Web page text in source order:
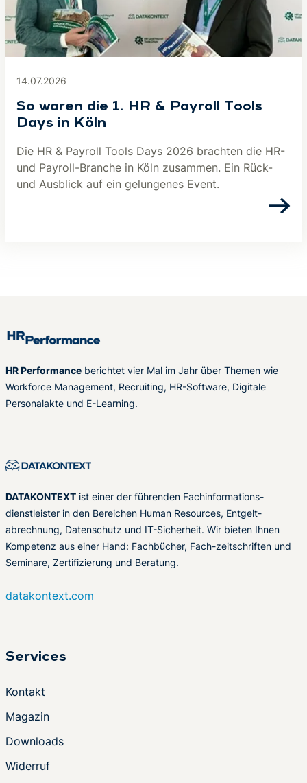
14.07.2026
So waren die 1. HR & Payroll Tools
Days in Köln
Die HR & Payroll Tools Days 2026 brachten die HR-
und Payroll-Branche in Köln zusammen. Ein Rück-
und Ausblick auf ein gelungenes Event.
HR Performance berichtet vier Mal im Jahr über Themen wie
Workforce Management, Recruiting, HR-Software, Digitale
Personalakte und E-Learning.
DATAKONTEXT ist einer der führenden Fachinformations-
dienstleister in den Bereichen Human Resources, Entgelt-
abrechnung, Datenschutz und IT-Sicherheit. Wir bieten Ihnen
Kompetenz aus einer Hand: Fachbücher, Fach-zeitschriften und
Seminare, Zertifizierung und Beratung.
datakontext.com
Services
Kontakt
Magazin
Downloads
Widerruf